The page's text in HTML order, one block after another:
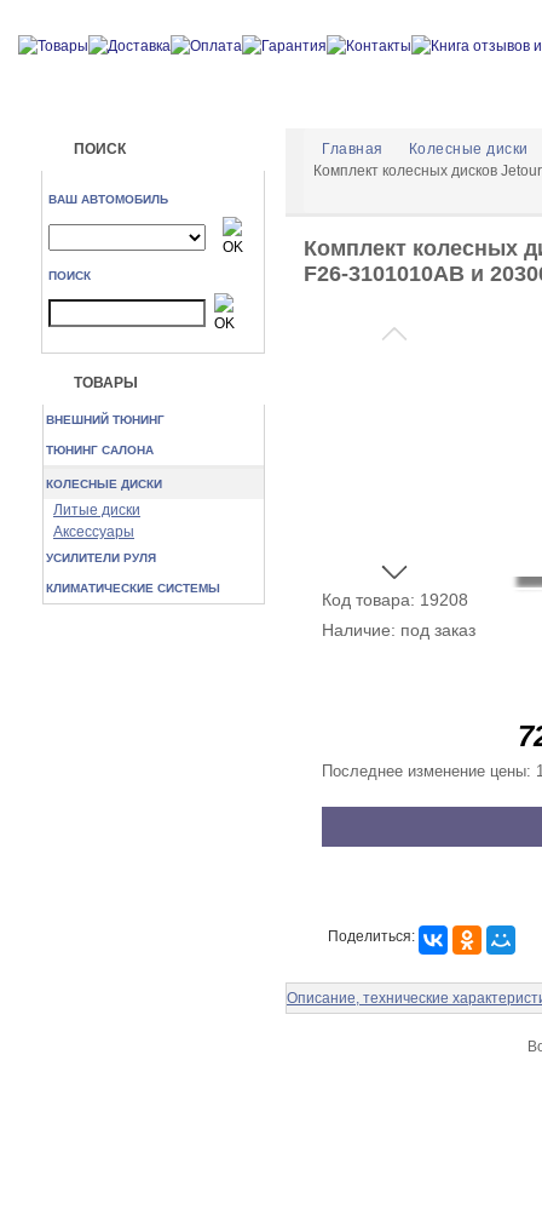
ПОИСК
ВАШ АВТОМОБИЛЬ
ПОИСК
ТОВАРЫ
ВНЕШНИЙ ТЮНИНГ
ТЮНИНГ САЛОНА
КОЛЕСНЫЕ ДИСКИ
Литые диски
Аксессуары
УСИЛИТЕЛИ РУЛЯ
КЛИМАТИЧЕСКИЕ СИСТЕМЫ
Главная
Колесные диски
Комплект колесных дисков
Комплект колесных
F26-3101010AB и
Код товара: 19208
Наличие: под заказ
Последнее изменение цены:
Поделиться:
Описание, технические